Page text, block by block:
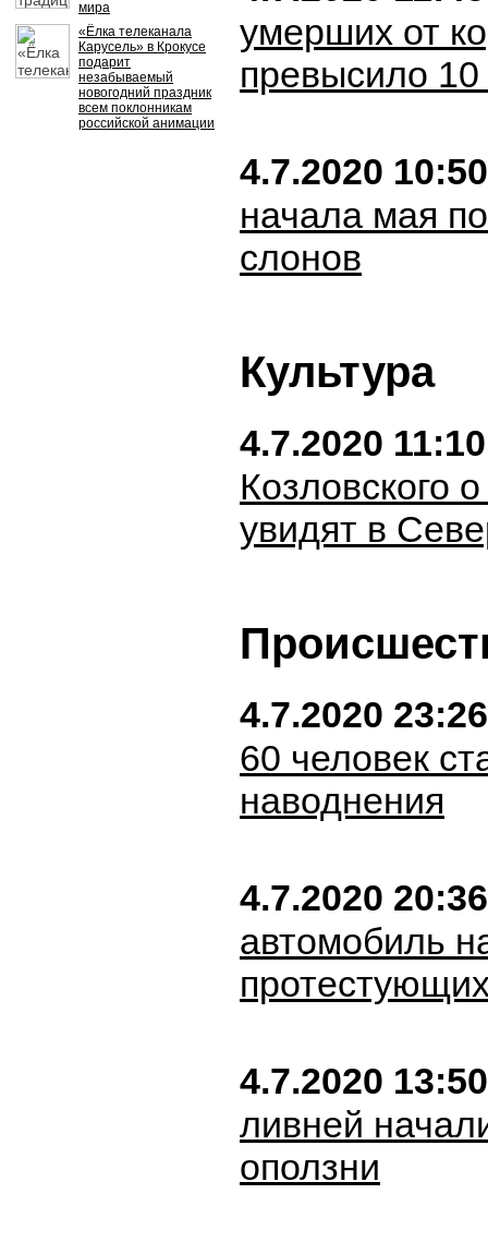
мира
«Ёлка телеканала
Карусель» в Крокусе
подарит
незабываемый
новогодний праздник
всем поклонникам
российской анимации
умерших от
превысило
4.7.2020 10:50
начала мая
слонов
Культура
4.7.2020 11:10
Козловского
увидят в
4.7.2020 23:26
60 человек
наводнения
4.7.2020 20:36
автомобиль
4.7.2020 13:50
ливней
оползни